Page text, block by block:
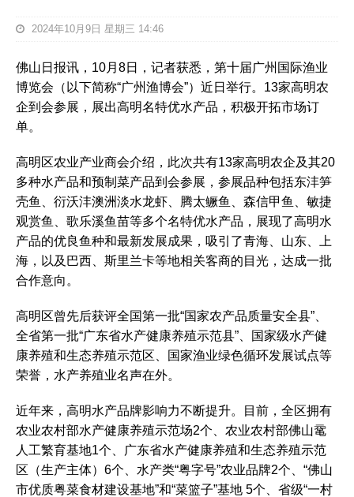
2024年10月9日 星期三 14:46
佛山日报讯，10月8日，记者获悉，第十届广州国际渔业
博览会（以下简称“广州渔博会”）近日举行。13家高明农
企到会参展，展出高明名特优水产品，积极开拓市场订
单。
高明区农业产业商会介绍，此次共有13家高明农企及其20
多种水产品和预制菜产品到会参展，参展品种包括东沣笋
壳鱼、衍沃沣澳洲淡水龙虾、腾太鳜鱼、森信甲鱼、敏捷
观赏鱼、歌乐溪鱼苗等多个名特优水产品，展现了高明水
产品的优良鱼种和最新发展成果，吸引了青海、山东、上
海，以及巴西、斯里兰卡等地相关客商的目光，达成一批
合作意向。
高明区曾先后获评全国第一批“国家农产品质量安全县”、
全省第一批“广东省水产健康养殖示范县”、国家级水产健
康养殖和生态养殖示范区、国家渔业绿色循环发展试点等
荣誉，水产养殖业名声在外。
近年来，高明水产品牌影响力不断提升。目前，全区拥有
农业农村部水产健康养殖示范场2个、农业农村部佛山鼋
人工繁育基地1个、广东省水产健康养殖和生态养殖示范
区（生产主体）6个、水产类“粤字号”农业品牌2个、“佛山
市优质粤菜食材建设基地”和“菜篮子”基地 5个、省级“一村